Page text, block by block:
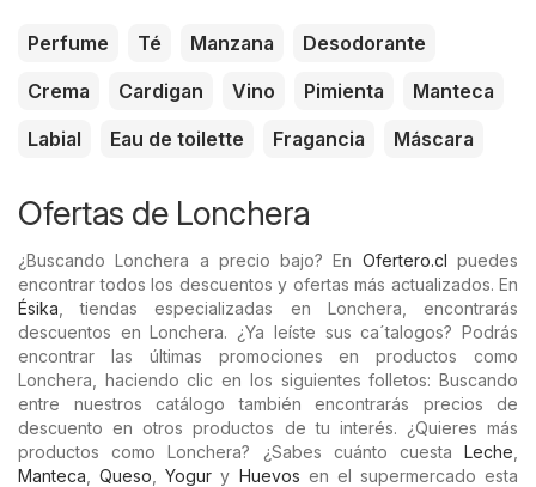
Perfume Té Manzana
Desodorante
Crema
Cardigan Vino Pimienta
Manteca
Labial
Eau de toilette Fragancia Máscara
Ofertas de Lonchera
¿Buscando Lonchera a precio bajo? En Ofertero.cl puedes
encontrar todos los descuentos y ofertas más actualizados. En
Ésika , tiendas especializadas en Lonchera, encontrarás
descuentos en Lonchera. ¿Ya leíste sus ca´talogos? Podrás
encontrar las últimas promociones en productos como
Lonchera, haciendo clic en los siguientes folletos: Buscando
entre nuestros catálogo también encontrarás precios de
descuento en otros productos de tu interés. ¿Quieres más
productos como Lonchera? ¿Sabes cuánto cuesta Leche
Manteca ,Queso ,Yogur y Huevos en el supermercado esta